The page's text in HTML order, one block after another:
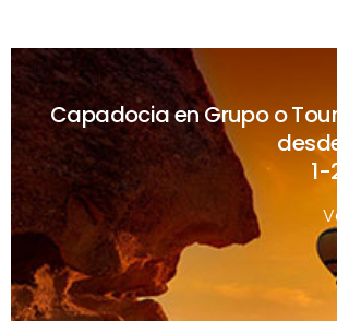
Capadocia en Grupo o